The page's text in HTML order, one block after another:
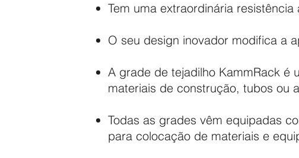
Tem uma extraordinária
O seu design inovador modifica a
A grade de tejadilho KammRack é
materiais de construção, tubos ou
Todas as grades vêm equipadas
para colocação de materiais e